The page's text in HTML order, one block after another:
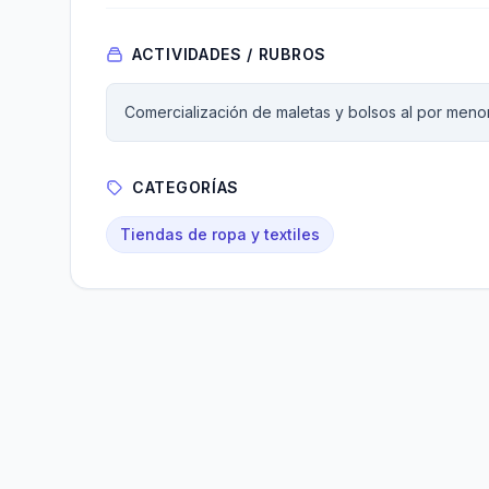
ACTIVIDADES / RUBROS
Comercialización de maletas y bolsos al por
CATEGORÍAS
Tiendas de ropa y textiles